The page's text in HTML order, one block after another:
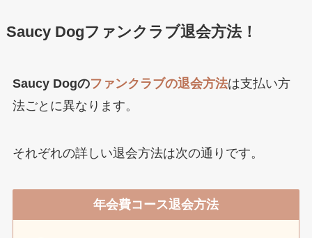
Saucy Dogファンクラブ退会方法！
Saucy Dogのファンクラブの退会方法は支払い方
法ごとに異なります。
それぞれの詳しい退会方法は次の通りです。
年会費コース退会方法